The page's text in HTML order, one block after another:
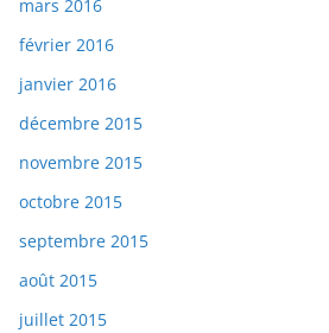
mars 2016
février 2016
janvier 2016
décembre 2015
novembre 2015
octobre 2015
septembre 2015
août 2015
juillet 2015